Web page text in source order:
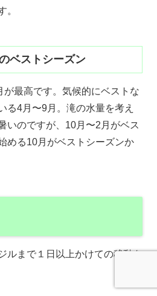
。
ベストシーズン
最高です。気候的にベストな
る4月〜9月。滝の水量を考え
いのですが、10月〜2月がベス
める10月がベストシーズンか
ルまで１日以上かけての移動を